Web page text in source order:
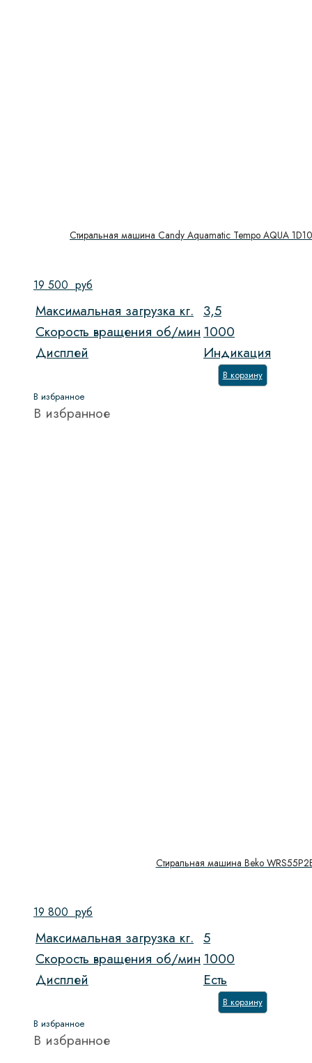
Стиральная машина Candy Aquamatic Tempo AQUA
19 500 руб
Максимальная загрузка кг. 3,5
Скорость вращения об/мин 1000
Дисплей
Индикация
В корзину
В избранное
В избранное
Стиральная машина Beko
19 800 руб
Максимальная загрузка кг. 5
Скорость вращения об/мин 1000
Дисплей
Есть
В корзину
В избранное
В избранное